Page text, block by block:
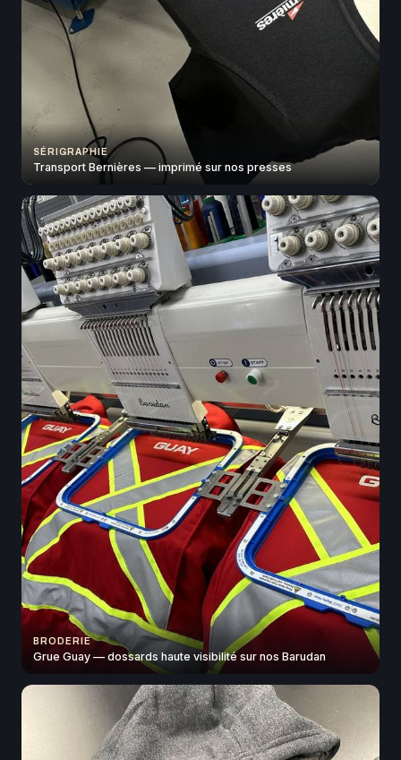
SÉRIGRAPHIE
Transport Bernières — imprimé sur nos presses
BRODERIE
Grue Guay — dossards haute visibilité sur nos Barudan